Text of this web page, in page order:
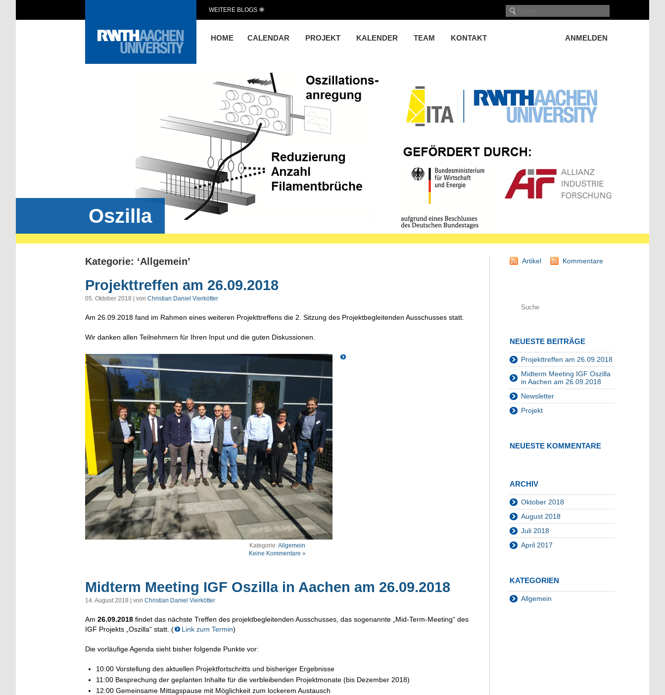
HOME CALENDAR PROJEKT KALENDER TEAM KONTAKT ANMELDEN
WEITERE BLOGS
Oszilla
Kategorie: ‘Allgemein’
Projekttreffen am 26.09.2018
05. Oktober 2018 | von Christian Daniel Vierkötter
Am 26.09.2018 fand im Rahmen eines weiteren Projekttreffens die 2. Sitzung des Projektbegleitenden Ausschusses statt.
Wir danken allen Teilnehmern für Ihren Input und die guten Diskussionen.
Kategorie:Allgemein
Keine Kommentare »
Midterm Meeting IGF Oszilla in Aachen am 26.09.2018
14. August 2018 | von Christian Daniel Vierkötter
Am 26.09.2018 findet das nächste Treffen des projektbegleitenden Ausschusses, das sogenannte „Mid-Term-Meeting“ des
IGF Projekts „Oszilla“ statt. (
Link zum Termin)
Die vorläufige Agenda sieht bisher folgende Punkte vor:
10:00 Vorstellung des aktuellen Projektfortschritts und bisheriger Ergebnisse
11:00 Besprechung der geplanten Inhalte für die verbleibenden Projektmonate (bis Dezember 2018)
12:00 Gemeinsame Mittagspause mit Möglichkeit zum lockerem Austausch
Artikel Kommentare
NEUESTE BEITRÄGE
Projekttreffen am 26.09.2018
Midterm Meeting IGF Oszilla
in Aachen am 26.09.2018
Newsletter
Projekt
NEUESTE KOMMENTARE
ARCHIV
Oktober 2018
August 2018
Juli 2018
April 2017
KATEGORIEN
Allgemein